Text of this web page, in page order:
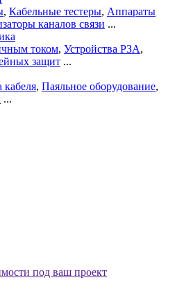
, Кабельные тестеры, Аппараты
каналов связи ...
током, Устройства РЗА,
защит ...
кабеля, Паяльное оборудование,
...
под ваш проект